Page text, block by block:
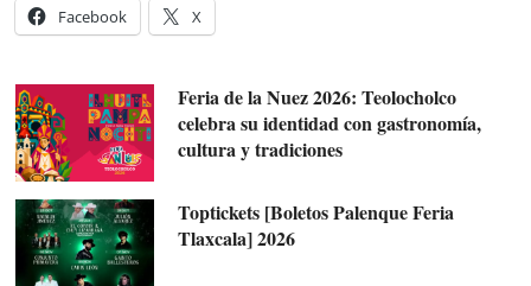
Facebook X
Feria de la Nuez 2026: Teolocholco
celebra su identidad con gastronomía,
cultura y tradiciones
Toptickets [Boletos Palenque Feria
Tlaxcala] 2026